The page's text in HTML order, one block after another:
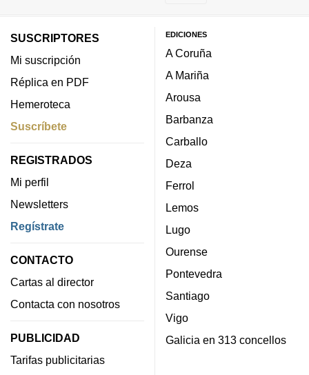
SUSCRIPTORES
Mi suscripción
Réplica en PDF
Hemeroteca
Suscríbete
REGISTRADOS
Mi perfil
Newsletters
Regístrate
CONTACTO
Cartas al director
Contacta con nosotros
PUBLICIDAD
Tarifas publicitarias
EDICIONES
A Coruña
A Mariña
Arousa
Barbanza
Carballo
Deza
Ferrol
Lemos
Lugo
Ourense
Pontevedra
Santiago
Vigo
Galicia en 313 concellos